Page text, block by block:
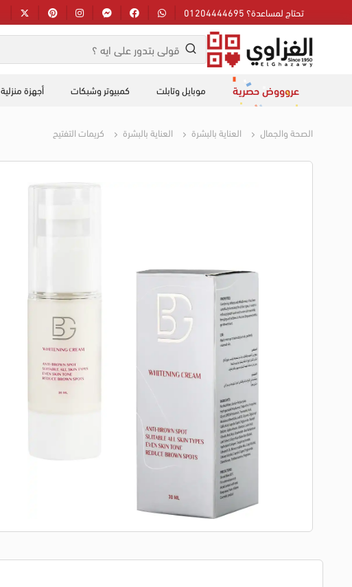
تحتاج لمساعدة؟ 01204444695
عروووض حصرية موبايل وتابلت كمبيوتر وشبكات أجهزة منزلية
الصحة والجمال العناية بالبشرة العناية بالبشرة كريمات التفتيح